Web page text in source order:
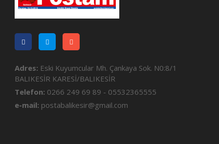
Adres: Eski Kuyumcular Mh. Çankaya Sok. N0:8/1
BALIKESİR KARESİ/BALIKESİR
Telefon: 0266 249 69 89 - 05532365555
e-mail: postabalikesir@gmail.com